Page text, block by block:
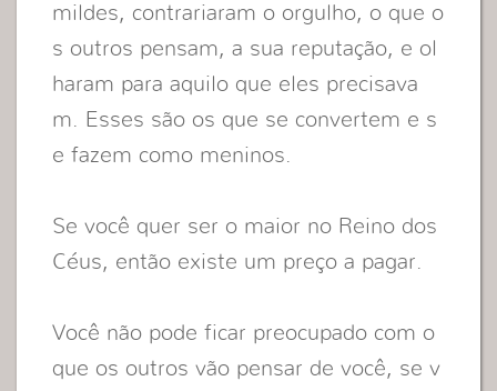
mildes, contrariaram o orgulho, o que o
s outros pensam, a sua reputação, e ol
haram para aquilo que eles precisava
m. Esses são os que se convertem e s
e fazem como meninos.
Se você quer ser o maior no Reino dos
Céus, então existe um preço a pagar.
Você não pode ficar preocupado com o
que os outros vão pensar de você, se v